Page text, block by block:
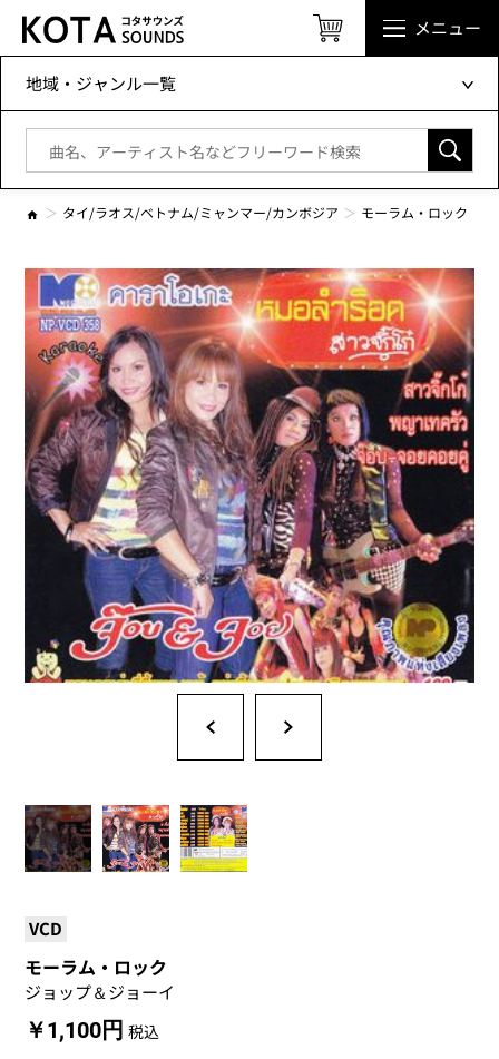
地域・ジャンル一覧
メニュー
タイ/ラオス/ベトナム/ミャンマー/カンボジア モーラム・ロック
VCD
モーラム・ロック
ジョップ＆ジョーイ
￥1,100円 税込